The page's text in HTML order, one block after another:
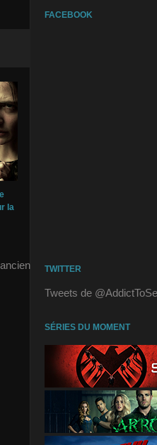
la
FACEBOOK
TWITTER
Tweets de
SÉRIES DU MOMENT